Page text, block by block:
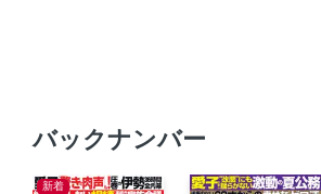
バックナンバー
新着